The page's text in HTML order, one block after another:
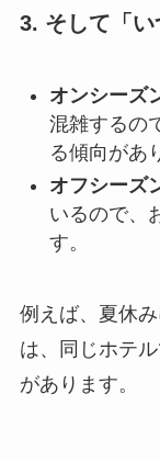
3. そして「い
オンシーズ
混雑するの
る傾向があ
オフシーズ
いるので、
す。
例えば、夏休
は、同じホテ
があります。